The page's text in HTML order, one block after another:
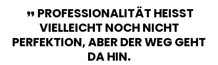
PROFESSIONALITÄT HEISST V
IELLEICHT NOCH NICHT P
ERFEKTION, ABER DER WEG GEHT D
A HIN.